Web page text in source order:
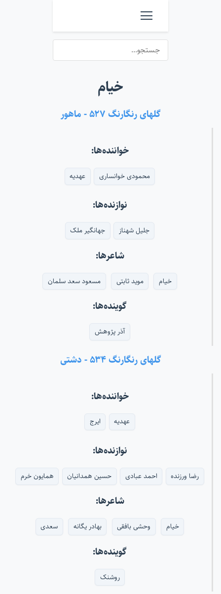
خیام
گلهای رنگارنگ ۵۲۷ - ماهور
خواننده‌ها:
محمودی خوانساری عهدیه
نوازنده‌ها:
جلیل شهناز جهانگیر ملک
شاعرها:
خیام موید ثابتی مسعود سعد سلمان
گوینده‌ها:
آذر پژوهش
گلهای رنگارنگ ۵۳۴ - دشتی
خواننده‌ها:
عهدیه ایرج
نوازنده‌ها:
رضا ورزنده احمد عبادی حسین همدانیان همایون خرم
شاعرها:
خیام وحشی بافقی بهادر یگانه سعدی
گوینده‌ها:
روشنک